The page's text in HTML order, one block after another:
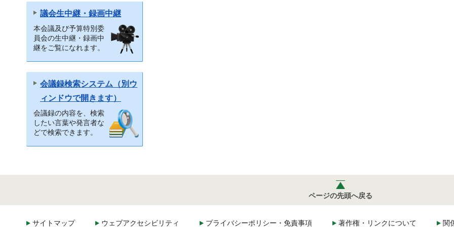
議会生中継・録画中継
本会議及び予算特別委
員会の生中継・録画中
継をご覧になれます。
会議録検索システム（別ウ
ィンドウで開きます）
会議録の内容を、検索
したい言葉や発言者な
どで検索できます。
ページの先頭へ戻る
サイトマップ ウェブアクセシビリティ プライバシーポリシー・免責事項 著作権・リンクについて 関